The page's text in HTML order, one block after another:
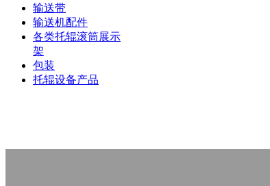
输送带
输送机配件
各类托辊滚筒展示
架
包装
托辊设备产品